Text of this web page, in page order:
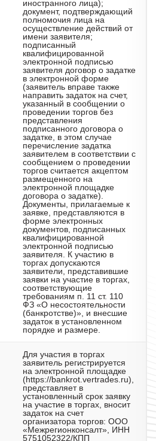
иностранного лица);
документ, подтверждающий
полномочия лица на
осуществление действий от
имени заявителя;
подписанный
квалифицированной
электронной подписью
заявителя договор о задатке
в электронной форме
(заявитель вправе также
направить задаток на счет,
указанный в сообщении о
проведении торгов без
представления
подписанного договора о
задатке, в этом случае
перечисление задатка
заявителем в соответствии с
сообщением о проведении
торгов считается акцептом
размещенного на
электронной площадке
договора о задатке).
Документы, прилагаемые к
заявке, представляются в
форме электронных
документов, подписанных
квалифицированной
электронной подписью
заявителя. К участию в
торгах допускаются
заявители, представившие
заявки на участие в торгах,
соответствующие
требованиям п. 11 ст. 110
ФЗ «О несостоятельности
(банкротстве)», и внесшие
задаток в установленном
порядке и размере.
Для участия в торгах
заявитель регистрируется
на электронной площадке
(https://bankrot.vertrades.ru),
представляет в
установленный срок заявку
на участие в торгах, вносит
задаток на счет
организатора торгов: ООО
«Межрегионконсалт», ИНН
5751052322/КПП